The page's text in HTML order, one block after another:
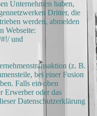
Unternehmen haben,
Dritter, die
werden, abmelden
Webseite:
und
(z. B.
bei einer Fusion
Falls ein oben
Erwerber oder das
Datenschutzerklärung